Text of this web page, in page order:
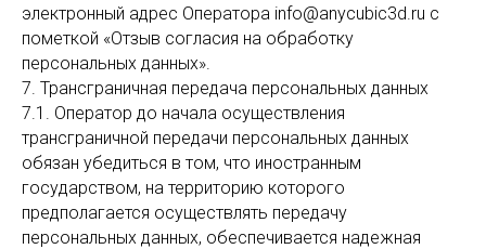
электронный адрес Оператора info@anycubic3d.ru с
пометкой «Отзыв согласия на обработку
персональных данных».
7. Трансграничная передача персональных данных
7.1. Оператор до начала осуществления
трансграничной передачи персональных данных
обязан убедиться в том, что иностранным
государством, на территорию которого
предполагается осуществлять передачу
персональных данных, обеспечивается надежная